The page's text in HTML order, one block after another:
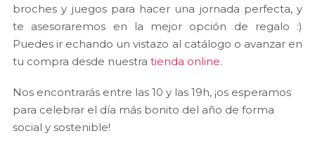
broches y juegos para hacer una jornada perfecta, y
te asesoraremos en la mejor opción de regalo :)
Puedes ir echando un vistazo al catálogo o avanzar en
tu compra desde nuestra tienda online.
Nos encontrarás entre las 10 y las 19h, ¡os esperamos
para celebrar el día más bonito del año de forma
social y sostenible!